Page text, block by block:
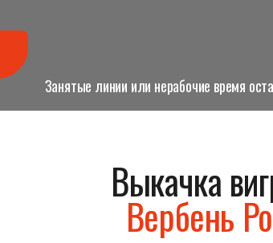
Занятые линии или нерабочие время
Выкачка
Вербень